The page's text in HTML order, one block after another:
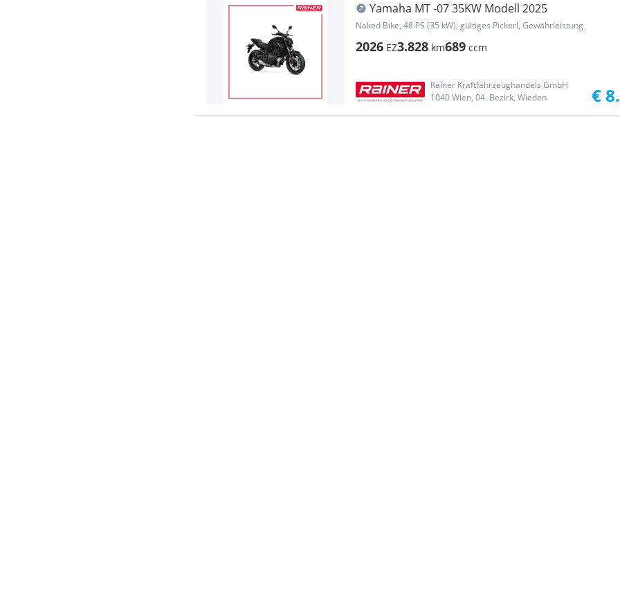
Yamaha MT -07 35KW Modell 2025
Naked Bike, 48 PS (35 kW), gültiges Pickerl, Gewährleistung
2026 EZ3.828 km689 ccm
Rainer Kraftfahrzeughandels GmbH
1040 Wien, 04. Bezirk, Wieden
€